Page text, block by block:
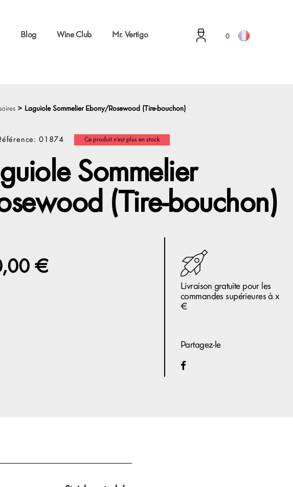
Blog Wine Club Mr. Vertigo 0
> Laguiole Sommelier Ebony/Rosewood (Tire-bouchon)
01874 Ce produit n'est plus en stock
Sommelier
(Tire-bouchon)
€
Livraison gratuite pour les
commandes supérieures à x
€
Partagez-le